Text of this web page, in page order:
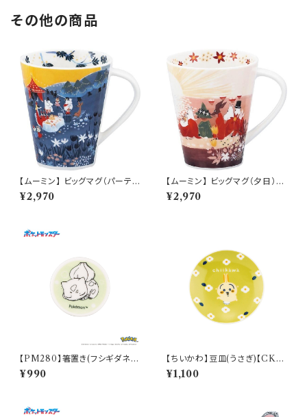
その他の商品
【ムーミン】 ビッグマグ（パーテ
ィ）【MM3200】MM3203-35
¥2,970
【ムーミン】 ビッグマグ（夕日）
【MM3200】
¥2,970
【PM280】箸置き(フシギダネ)
【Daily Sketch】PM281-402
¥990
【ちいかわ】豆皿(うさぎ)【CKW
20】CKW23-333
¥1,100